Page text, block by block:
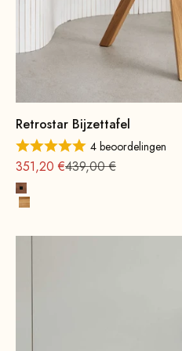
Retrostar Bijzettafel
4 beoordelingen
Aanbieding vanaf
351,20 €Normale
439,00 €
Beukenhout, notenhoutbeits
Eikenhout, naturel